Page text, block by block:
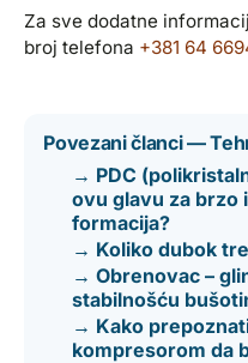
Za sve dodatne
broj telefona +381 64
Povezani članci —
→ PDC
ovu glavu za brzo
formacija?
→ Koliko dubok
→ Obrenovac –
stabilnošću
→ Kako
kompresorom da